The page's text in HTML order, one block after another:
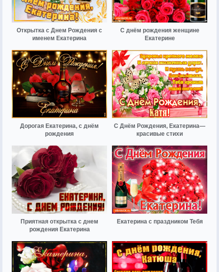
Открытка с Днем Рождения с
именем Екатерина
С днём рождения женщине
Екатерине
Дорогая Екатерина, с днём
рождения
С Днём Рождения, Екатерина—
красивые стихи
Приятная открытка с днем
рождения Екатерина
Екатерина с праздником Тебя